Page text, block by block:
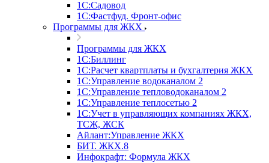
1С:Садовод
1С:Фастфуд. Фронт-офис
Программы для ЖКХ
Программы для ЖКХ
1С:Биллинг
1С:Расчет квартплаты и бухгалтерия ЖКХ
1С:Управление водоканалом 2
1С:Управление тепловодоканалом 2
1С:Управление теплосетью 2
1С:Учет в управляющих компаниях ЖКХ,
ТСЖ, ЖСК
Айлант:Управление ЖКХ
БИТ. ЖКХ.8
Инфокрафт: Формула ЖКХ